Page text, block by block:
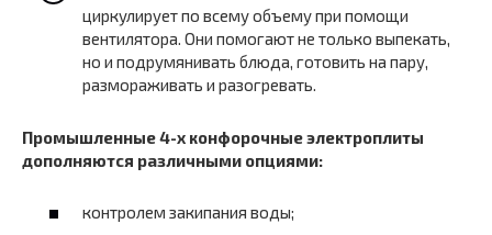
циркулирует по всему объему при помощи
вентилятора. Они помогают не только выпекать,
но и подрумянивать блюда, готовить на пару,
размораживать и разогревать.
Промышленные 4-х конфорочные электроплиты
дополняются различными опциями:
контролем закипания воды;